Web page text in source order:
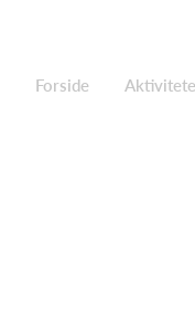
Forside